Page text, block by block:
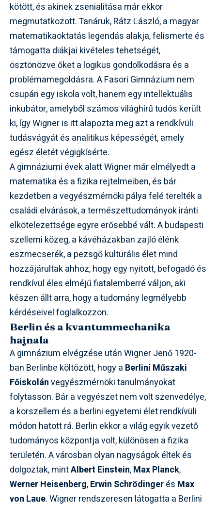
kötött, és akinek zsenialitása már ekkor
megmutatkozott. Tanáruk, Rátz László, a magyar
matematikaoktatás legendás alakja, felismerte és
támogatta diákjai kivételes tehetségét,
ösztönözve őket a logikus gondolkodásra és a
problémamegoldásra. A Fasori Gimnázium nem
csupán egy iskola volt, hanem egy intellektuális
inkubátor, amelyből számos világhírű tudós került
ki, így Wigner is itt alapozta meg azt a rendkívüli
tudásvágyát és analitikus képességét, amely
egész életét végigkísérte.
A gimnáziumi évek alatt Wigner már elmélyedt a
matematika és a fizika rejtelmeiben, és bár
kezdetben a vegyészmérnöki pálya felé terelték a
családi elvárások, a természettudományok iránti
elkötelezettsége egyre erősebbé vált. A budapesti
szellemi közeg, a kávéházakban zajló élénk
eszmecserék, a pezsgő kulturális élet mind
hozzájárultak ahhoz, hogy egy nyitott, befogadó és
rendkívül éles elméjű fiatalemberré váljon, aki
készen állt arra, hogy a tudomány legmélyebb
kérdéseivel foglalkozzon.
Berlin és a kvantummechanika
hajnala
A gimnázium elvégzése után Wigner Jenő 1920-
ban Berlinbe költözött, hogy a Berlini Műszaki
Főiskolánvegyészmérnöki tanulmányokat
folytasson. Bár a vegyészet nem volt szenvedélye,
a korszellem és a berlini egyetemi élet rendkívüli
módon hatott rá. Berlin ekkor a világ egyik vezető
tudományos központja volt, különösen a fizika
területén. A városban olyan nagyságok éltek és
dolgoztak, mintAlbert Einstein,Max Planck,
Werner Heisenberg,Erwin Schrödingerés Max
von Laue. Wigner rendszeresen látogatta a Berlini